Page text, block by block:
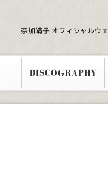
奈加靖子 オフィシャルウ
DISCOGRAPHY